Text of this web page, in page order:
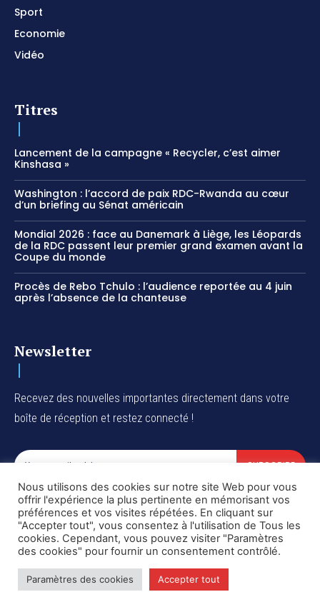
Sport
Economie
Vidéo
Titres
Lancement de la campagne « Recycler, c’est aimer
Kinshasa »
Washington : l’accord de paix RDC-Rwanda au cœur
d’un briefing au Sénat américain
Mondial 2026 : face au Danemark à Liège, les Léopards
de la RDC passent leur premier grand examen avant la
Coupe du monde
Procès de Rebo Tchulo : l’audience reportée au 4 juin
après l’absence de la chanteuse
Newsletter
Recevez des nouvelles importantes directement dans votre
boîte de réception et restez connecté !
SUBSCRIBE
I've read and accept thePrivacy Policy.
Copyright © DiaspoRDC. All rights reserved
Nous utilisons des cookies sur notre site Web pour vous
offrir l'expérience la plus pertinente en mémorisant vos
préférences et vos visites répétées. En cliquant sur
"Accepter tout", vous consentez à l'utilisation de Tous les
cookies. Cependant, vous pouvez visiter "Paramètres
des cookies" pour fournir un consentement contrôlé.
Paramètres des cookies Accepter tout